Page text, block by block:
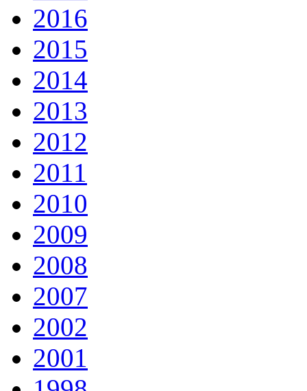
2016
2015
2014
2013
2012
2011
2010
2009
2008
2007
2002
2001